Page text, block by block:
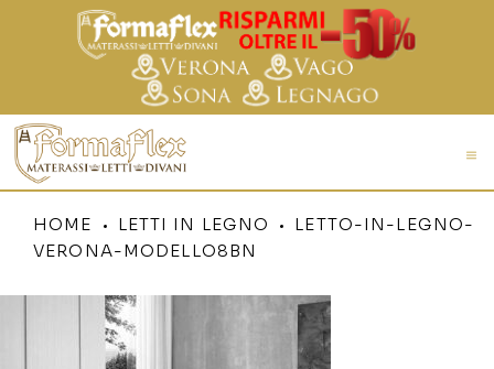
HOME LETTI IN LEGNO
LETTO-IN-LEGNO-
VERONA-MODELLO8BN